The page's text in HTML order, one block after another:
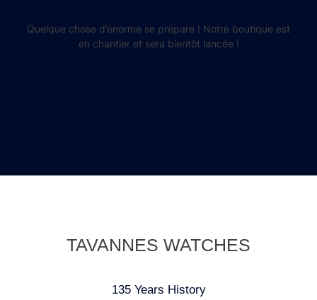
Quelque chose d’énorme se prépare ! Notre boutique est
en chantier et sera bientôt lancée !
TAVANNES WATCHES
135 Years History